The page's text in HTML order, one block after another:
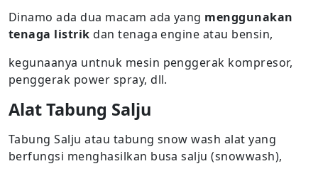
Dinamo ada dua macam ada yang menggunakan
tenaga listrik dan tenaga engine atau bensin,
kegunaanya untnuk mesin penggerak kompresor,
penggerak power spray, dll.
Alat Tabung Salju
Tabung Salju atau tabung snow wash alat yang
berfungsi menghasilkan busa salju (snowwash),